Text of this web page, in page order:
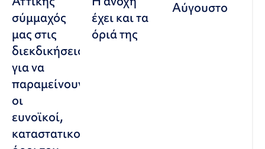
σύμμαχός
μας στις
διεκδικήσεις,
για να
παραμείνουν
οι
ευνοϊκοί,
καταστατικοί
έχει και τα
όριά της
Αύγουστο